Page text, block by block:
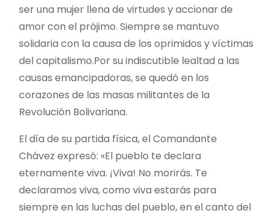
ser una mujer llena de virtudes y accionar de
amor con el prójimo. Siempre se mantuvo
solidaria con la causa de los oprimidos y víctimas
del capitalismo.Por su indiscutible lealtad a las
causas emancipadoras, se quedó en los
corazones de las masas militantes de la
Revolución Bolivariana.
El día de su partida física, el Comandante
Chávez expresó: «El pueblo te declara
eternamente viva. ¡Viva! No morirás. Te
declaramos viva, como viva estarás para
siempre en las luchas del pueblo, en el canto del